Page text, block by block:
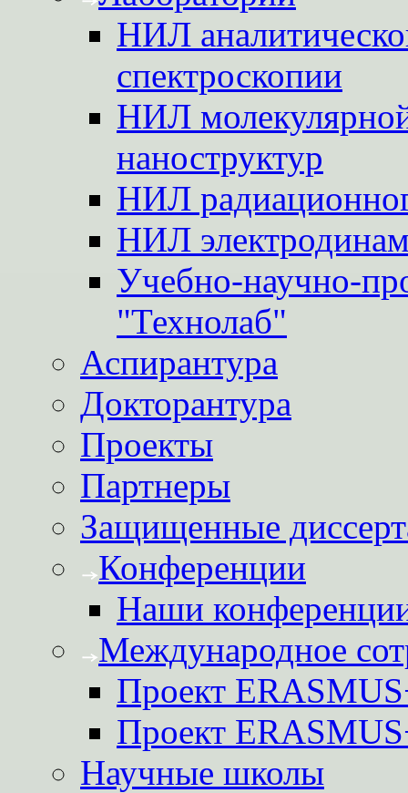
НИЛ
спектроскопии
НИЛ
наноструктур
НИЛ
НИЛ
Учебно-научно-
"Технолаб"
Аспирантура
Докторантура
Проекты
Партнеры
Защищенные
Конференции
Наши
Международное
Проект
Проект
Научные школы